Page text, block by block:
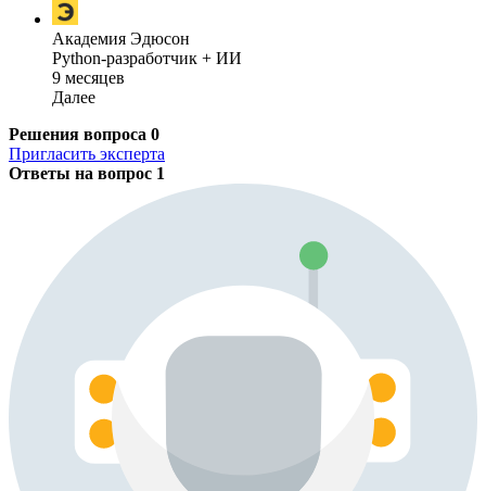
Академия Эдюсон
Python-разработчик + ИИ
9 месяцев
Далее
Решения вопроса 0
Пригласить эксперта
Ответы на вопрос 1